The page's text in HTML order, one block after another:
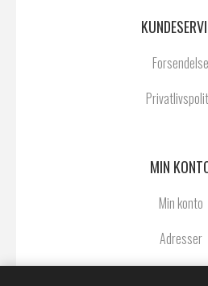
Forsendelse
MIN
Min konto
Adresser